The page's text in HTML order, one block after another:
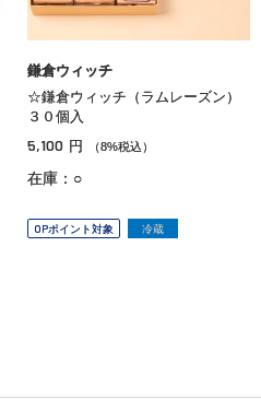
鎌倉ウィッチ
☆鎌倉ウィッチ（ラムレーズン）
３０個入
5,100 円 （8%税込）
在庫：○
OPポイント対象 冷蔵